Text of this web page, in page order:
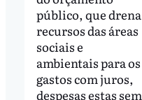
público, que drena
recursos das áreas
sociais e
ambientais para os
gastos com juros,
despesas estas sem